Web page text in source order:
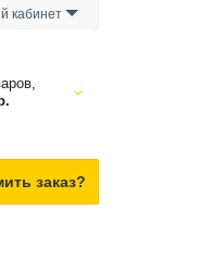
кабинет
р.
заказ?